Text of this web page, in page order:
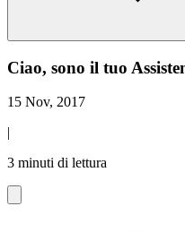
Ciao, sono il tuo
15 Nov, 2017
|
3 minuti di lettura